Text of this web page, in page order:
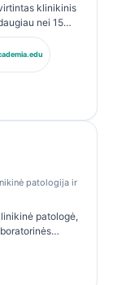
klinikinis
nei 15
ir AI pagalba
Būdamas
jis
tinklo
yra plačiai
ir
medicinos
patologija ir
patologė,
Ji turi
ir
bei